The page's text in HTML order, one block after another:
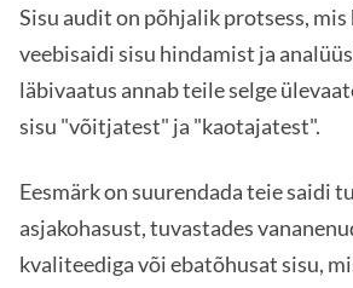
Sisu audit on põhjalik protsess,
veebisaidi sisu hindamist ja
läbivaatus annab teile selge
sisu "võitjatest" ja "kaotajatest".
Eesmärk on suurendada teie saidi
asjakohasust, tuvastades
kvaliteediga või ebatõhusat sisu,